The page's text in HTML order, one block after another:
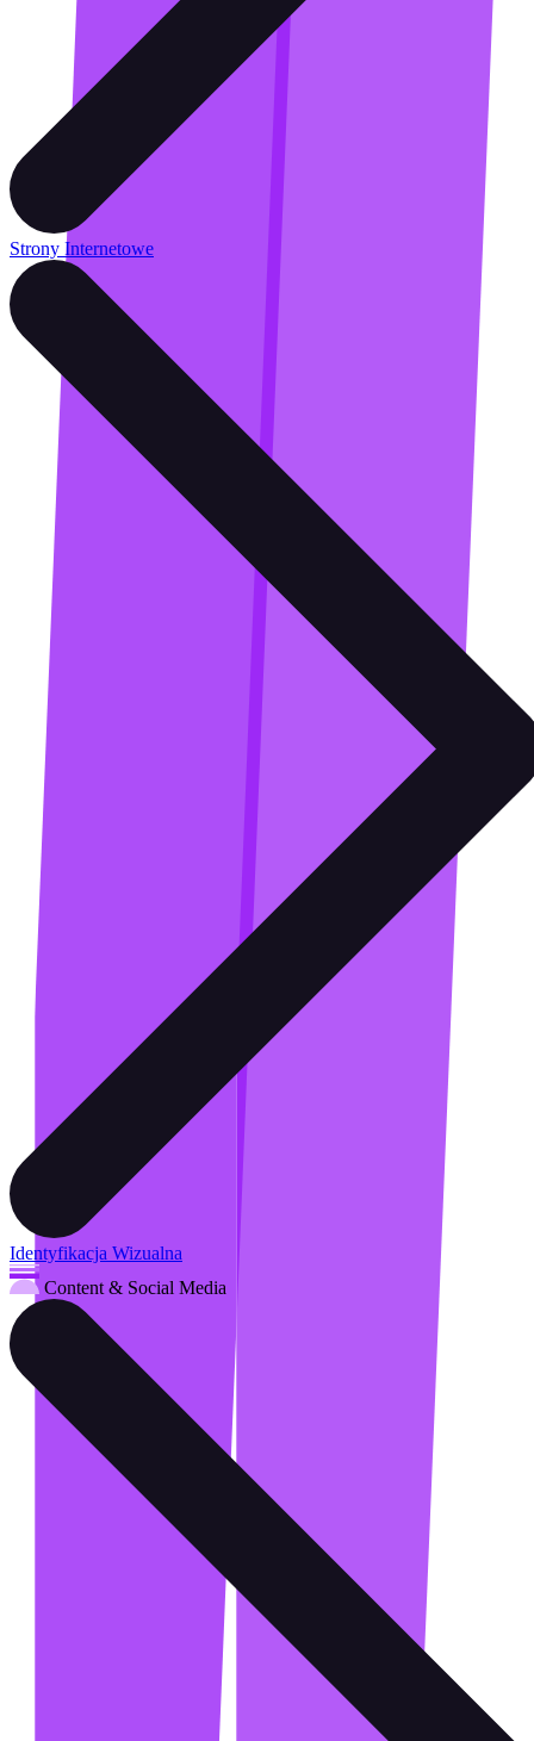
Strony Internetowe
Identyfikacja Wizualna
Content & Social Media